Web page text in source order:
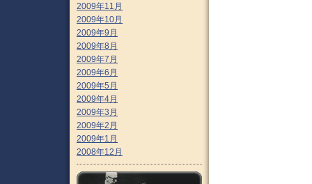
2009年11月
2009年10月
2009年9月
2009年8月
2009年7月
2009年6月
2009年5月
2009年4月
2009年3月
2009年2月
2009年1月
2008年12月